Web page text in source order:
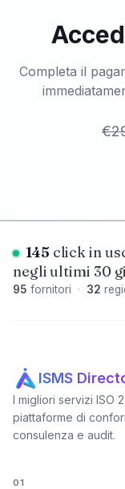
Completa il
145 click in
negli ultimi 30
95 fornitori · 32
ISMS
I migliori servizi ISO
piattaforme di
consulenza e audit.
01